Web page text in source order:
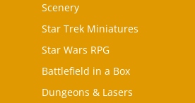
Scenery
Star Trek Miniatures
Star Wars RPG
Battlefield in a Box
Dungeons & Lasers